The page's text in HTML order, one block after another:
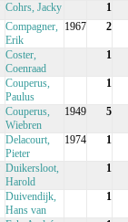
Cohrs, Jacky 1
Compagner,
Erik
1967 2
Coster,
Coenraad
1
Couperus,
Paulus
1
Couperus,
Wiebren
1949 5
Delacourt,
Pieter
1974 1
Duikersloot,
Harold
1
Duivendijk,
Hans van
1